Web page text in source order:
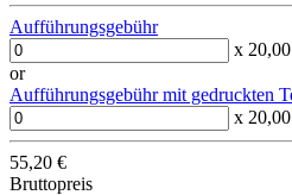
Aufführungsgebühr
x
or
Aufführungsgebühr mit gedruckten
x
55,20 €
Bruttopreis